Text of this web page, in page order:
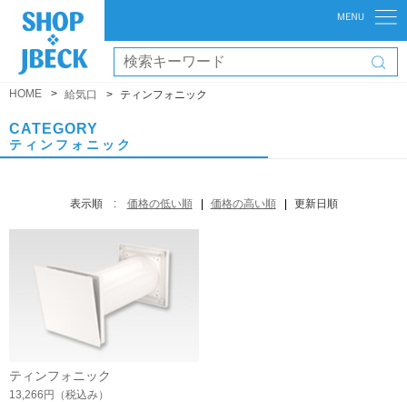
HOME 給気口 ティンフォニック
CATEGORY
ティンフォニック
表示順 : 価格の低い順 価格の高い順 更新日順
ティンフォニック
13,266円 （税込み）